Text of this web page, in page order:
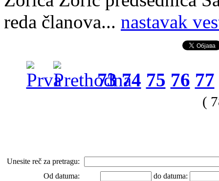
reda članova... nastavak
73 74 75 76 77
(
Unesite reč za pretragu:
Od datuma:
do datuma: